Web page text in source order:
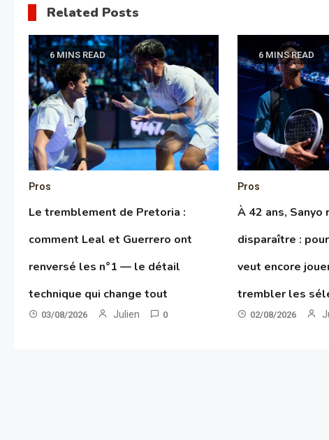
Related Posts
6 MINS READ
Pros
Le tremblement de Pretoria :
comment Leal et Guerrero ont
renversé les n°1 — le détail
technique qui change tout
03/08/2026 Julien 0
6 MINS READ
Pros
À 42 ans, Sanyo
disparaître :
veut encore
trembler les
02/08/2026